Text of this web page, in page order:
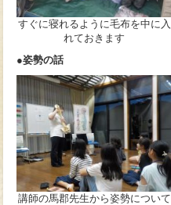
すぐに寝れるように毛布を中に入
れておきます
●姿勢の話
講師の馬郡先生から姿勢について